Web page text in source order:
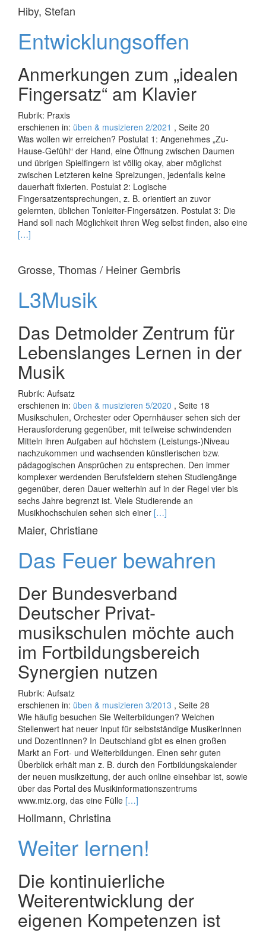
aus
dem
–
Gestaltung
von
und
Gesellschaft
als
Aufgabenfeld
und
Bildungsmission
von
Musikhochschulen
Hiby, Stefan
Entwicklungsoffen
Anmerkungen zum „idealen
Fingersatz“ am Klavier
Rubrik: Praxis
erschienen in: üben & musizieren 2/2021 , Seite 20
Was wollen wir erreichen? Postulat 1: Angenehmes „Zu-
Hause-Gefühl“ der Hand, eine Öffnung zwischen Daumen
und übrigen Spielfingern ist völlig okay, aber möglichst
zwischen Letzteren keine Spreizungen, jedenfalls keine
dauerhaft fixierten. Postulat 2: Logische
Fingersatzentsprechungen, z. B. orientiert an zuvor
gelernten, üblichen Tonleiter-Fingersätzen. Postulat 3: Die
Hand soll nach Möglichkeit ihren Weg selbst finden, also eine
Read
Entwicklungsoffen
[…]
Grosse, Thomas / Heiner Gembris
L3Musik
Das Detmolder Zentrum für
Lebenslanges Lernen in der
Musik
Rubrik: Aufsatz
erschienen in: üben & musizieren 5/2020 , Seite 18
Musikschulen, Orchester oder Opernhäuser sehen sich der
Herausforderung gegenüber, mit teilweise schwindenden
Mitteln ihren Aufgaben auf höchstem (Leistungs-)­Niveau
nachzukommen und wachsenden künstle­rischen bzw.
pädagogischen Ansprüchen zu entsprechen. Den immer
komplexer werdenden Berufsfeldern stehen Studiengänge
gegenüber, deren Dauer weiterhin auf in der Regel vier bis
sechs Jahre begrenzt ist. Viele Studierende an
Musikhochschulen sehen sich einer Read
[…]
Maier, Christiane
Das Feuer bewahren
Der Bundesverband
Deutscher Privat­
musikschulen möchte auch
im Fortbildungsbereich
Synergien nutzen
Rubrik: Aufsatz
erschienen in: üben & musizieren 3/2013 , Seite 28
Wie häufig besuchen Sie Weiterbildungen? Welchen
Stellenwert hat neuer Input für selbstständige MusikerInnen
und DozentInnen? In Deutschland gibt es einen großen
Markt an Fort- und Weiterbildungen. Einen sehr guten
Überblick erhält man z. B. durch den Fortbildungskalender
der neuen musikzeitung, der auch online einsehbar ist, sowie
über das Portal des Musikinformationszent­rums
www.miz.org, das eine Fülle Read
Feuer
bewahren
[…]
Hollmann, Christina
Weiter lernen!
Die kontinuierliche
Weiterentwicklung der
eigenen Kompetenzen ist